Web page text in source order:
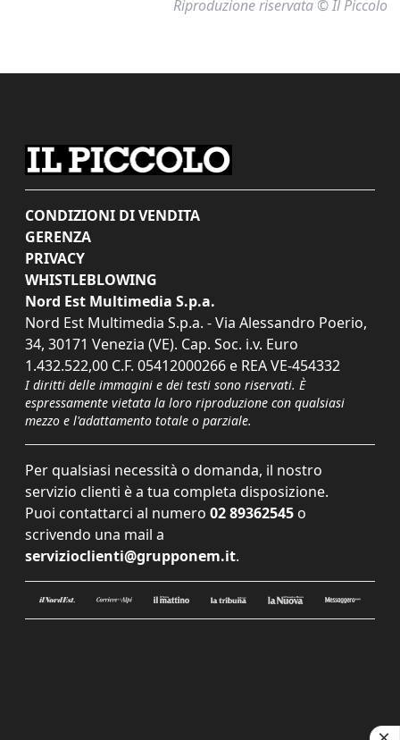
Riproduzione riservata © Il Piccolo
CONDIZIONI DI VENDITA
GERENZA
PRIVACY
WHISTLEBLOWING
Nord Est Multimedia S.p.a.
Nord Est Multimedia S.p.a. - Via Alessandro Poerio,
34, 30171 Venezia (VE). Cap. Soc. i.v. Euro
1.432.522,00 C.F. 05412000266 e REA VE-454332
I diritti delle immagini e dei testi sono riservati. È
espressamente vietata la loro riproduzione con qualsiasi
mezzo e l'adattamento totale o parziale.
Per qualsiasi necessità o domanda, il nostro
servizio clienti è a tua completa disposizione.
Puoi contattarci al numero 02 89362545 o
scrivendo una mail a
servizioclienti@grupponem.it.